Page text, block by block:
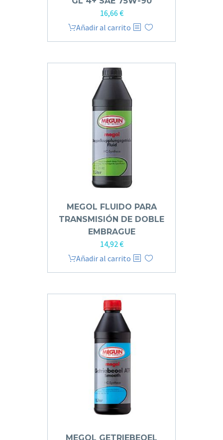
16,66 €
Añadir al carrito
MEGOL FLUIDO PARA
TRANSMISIÓN DE DOBLE
EMBRAGUE
14,92€
Añadir al carrito
MEGOL GETRIEBEOEL